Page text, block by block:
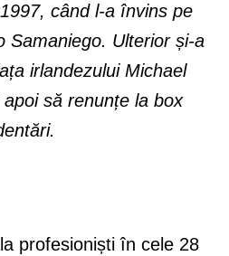
când l-a învins pe
Samaniego. Ulterior și-a
irlandezului Michael
să renunțe la box
profesioniști în cele 28